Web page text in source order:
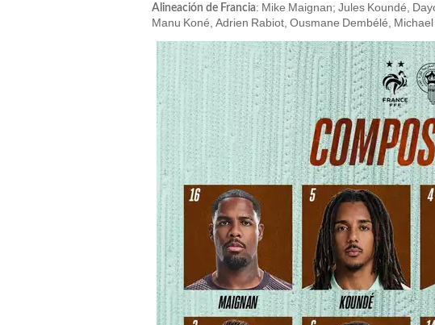
Alineación de Francia: Mike Maignan; Jules Koundé,
Manu Koné, Adrien Rabiot, Ousmane Dembélé,